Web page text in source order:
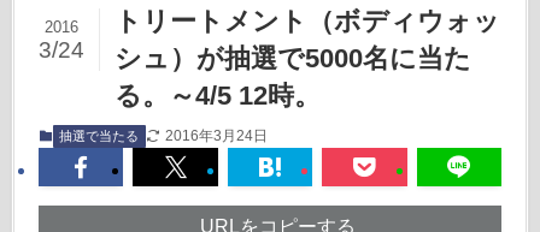
トリートメント（ボディウォッ
シュ）が抽選で5000名に当た
る。～4/5 12時。
2016
3/24
抽選で当たる 2016年3月24日
URLをコピーする